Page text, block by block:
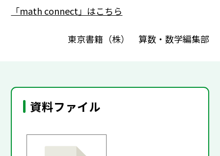
「math connect」はこちら
東京書籍（株） 算数・数学編集部
資料ファイル